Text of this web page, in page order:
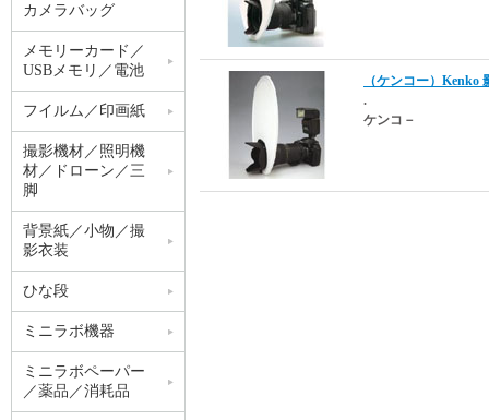
（ケンコー）Kenko
.
ケンコ－
カメラバッグ
メモリーカード／
USBメモリ／電池
フイルム／印画紙
撮影機材／照明機
材／ドローン／三
脚
背景紙／小物／撮
影衣装
ひな段
ミニラボ機器
ミニラボペーパー
／薬品／消耗品